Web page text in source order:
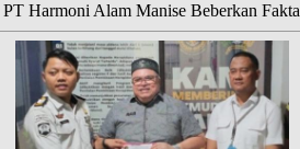
PT Harmoni Alam Manise Beberkan Fakta